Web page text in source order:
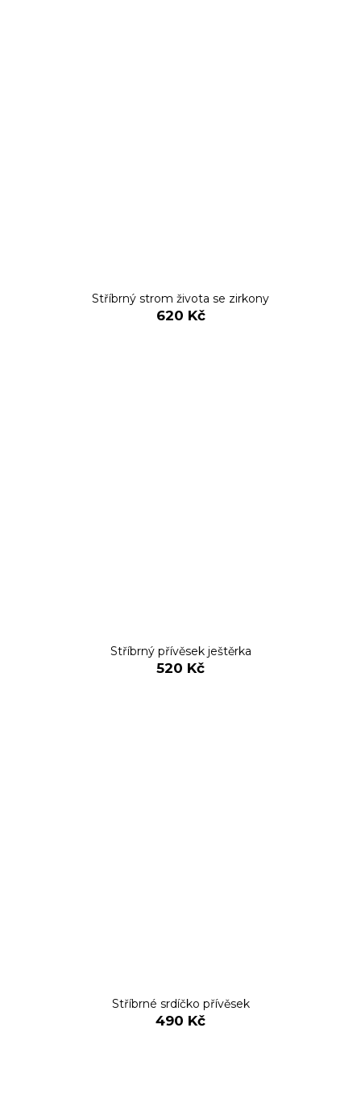
Stříbrný strom života se zirkony
620 Kč
Stříbrný přívěsek ještěrka
520 Kč
Stříbrné srdíčko přívěsek
490 Kč